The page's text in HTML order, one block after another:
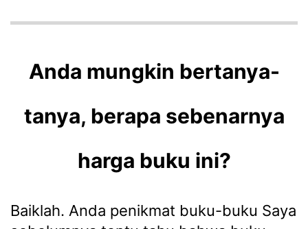
Anda mungkin bertanya-
tanya, berapa sebenarnya
harga buku ini?
Baiklah. Anda penikmat buku-buku Saya